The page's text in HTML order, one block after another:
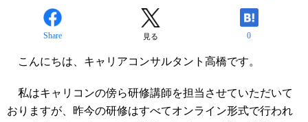
Share 見る 0
こんにちは、キャリアコンサルタント高橋です。
私はキャリコンの傍ら研修講師を担当させていただいて
おりますが、昨今の研修はすべてオンライン形式で行われ